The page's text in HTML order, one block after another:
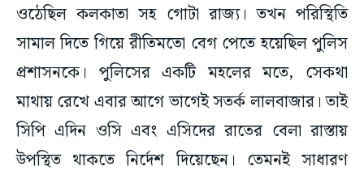
ওঠেছিল কলকাতা সহ গোটা রাজ্য। তখন পরিস্থিতি
সামাল দিতে গিয়ে রীতিমতো বেগ পেতে হয়েছিল পুলিস
প্রশাসনকে। পুলিসের একটি মহলের মতে, সেকথা
মাথায় রেখে এবার আগে ভাগেই সতর্ক লালবাজার। তাই
সিপি এদিন ওসি এবং এসিদের রাতের বেলা রাস্তায়
উপস্থিত থাকতে নির্দেশ দিয়েছেন। তেমনই সাধারণ